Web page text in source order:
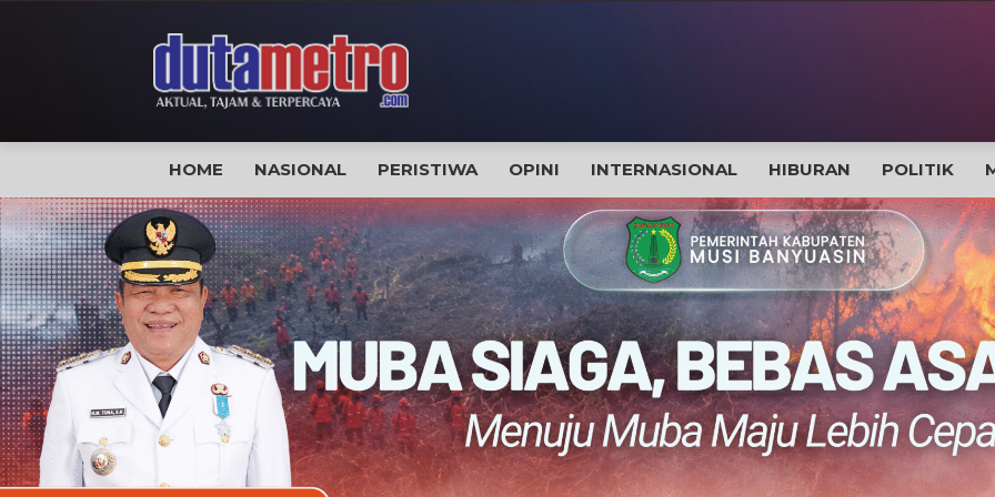
HOME NASIONAL PERISTIWA OPINI INTERNASIONAL HIBURAN POLITIK